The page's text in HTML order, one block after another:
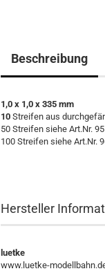
Beschreibung
1,0 x 1,0 x 335 mm
10 Streifen aus
50 Streifen siehe Art.Nr. 95
100 Streifen siehe Art.Nr.
Hersteller
luetke
www.luetke-